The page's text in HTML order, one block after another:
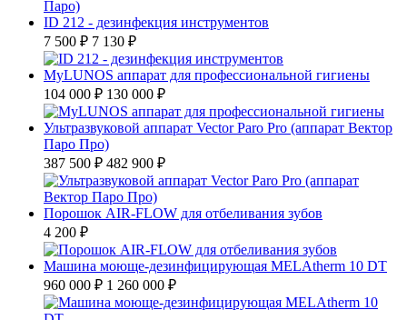
ID 212 - дезинфекция инструментов
7 500 ₽ 7 130 ₽
MyLUNOS аппарат для профессиональной гигиены
104 000 ₽ 130 000 ₽
Ультразвуковой аппарат Vector Paro Pro (аппарат Вектор
Паро Про)
387 500 ₽ 482 900 ₽
Порошок AIR-FLOW для отбеливания зубов
4 200 ₽
Машина моюще-дезинфицирующая MELAtherm 10 DT
960 000 ₽ 1 260 000 ₽